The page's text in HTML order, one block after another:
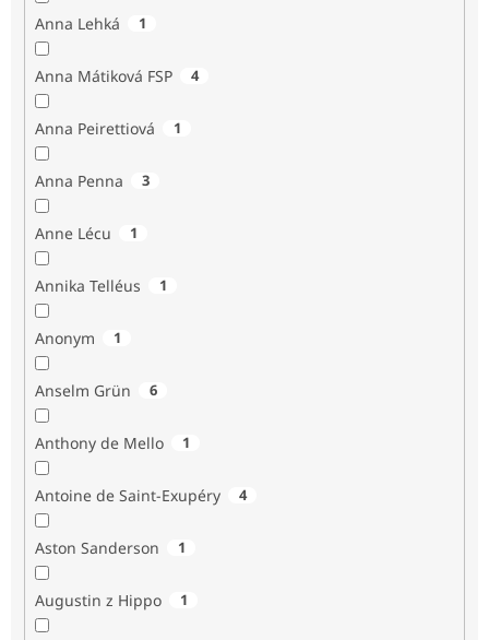
Anna Lehká 1
Anna Mátiková FSP 4
Anna Peirettiová 1
Anna Penna 3
Anne Lécu 1
Annika Telléus 1
Anonym 1
Anselm Grün 6
Anthony de Mello 1
Antoine de Saint-Exupéry 4
Aston Sanderson 1
Augustin z Hippo 1